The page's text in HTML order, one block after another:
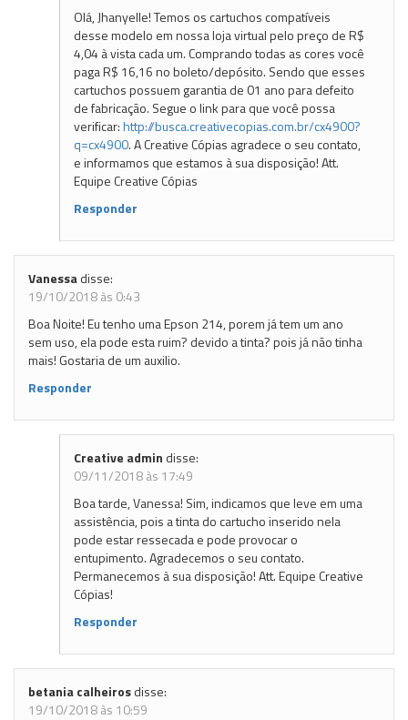
Olá, Jhanyelle! Temos os cartuchos compatíveis
desse modelo em nossa loja virtual pelo preço de R$
4,04 à vista cada um. Comprando todas as cores você
paga R$ 16,16 no boleto/depósito. Sendo que esses
cartuchos possuem garantia de 01 ano para defeito
de fabricação. Segue o link para que você possa
verificar:http://busca.creativecopias.com.br/cx4900?
q=cx4900. A Creative Cópias agradece o seu contato,
e informamos que estamos à sua disposição! Att.
Equipe Creative Cópias
Responder
Vanessadisse:
19/10/2018 às 0:43
Boa Noite! Eu tenho uma Epson 214, porem já tem um ano
sem uso, ela pode esta ruim? devido a tinta? pois já não tinha
mais! Gostaria de um auxilio.
Responder
Creative admin disse:
09/11/2018 às 17:49
Boa tarde, Vanessa! Sim, indicamos que leve em uma
assistência, pois a tinta do cartucho inserido nela
pode estar ressecada e pode provocar o
entupimento. Agradecemos o seu contato.
Permanecemos à sua disposição! Att. Equipe Creative
Cópias!
Responder
betania calheirosdisse:
19/10/2018 às 10:59